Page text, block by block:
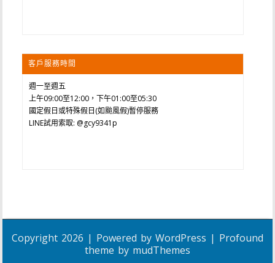
客戶服務時間
週一至週五
上午09:00至12:00，下午01:00至05:30
國定假日或特殊假日(如颱風假)暫停服務
LINE試用索取: @gcy9341p
Copyright 2026 | Powered by WordPress | Profound
theme by mudThemes